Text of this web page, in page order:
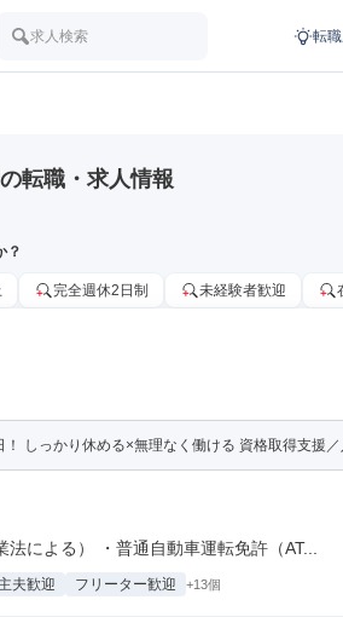
求人検索 転
転職・求人情報
？
完全週休2日制 未経験者歓迎
しっかり休める×無理なく働ける 資格取得支援
による） ・普通自動車運転免許（AT...
夫歓迎 フリーター歓迎 +13個